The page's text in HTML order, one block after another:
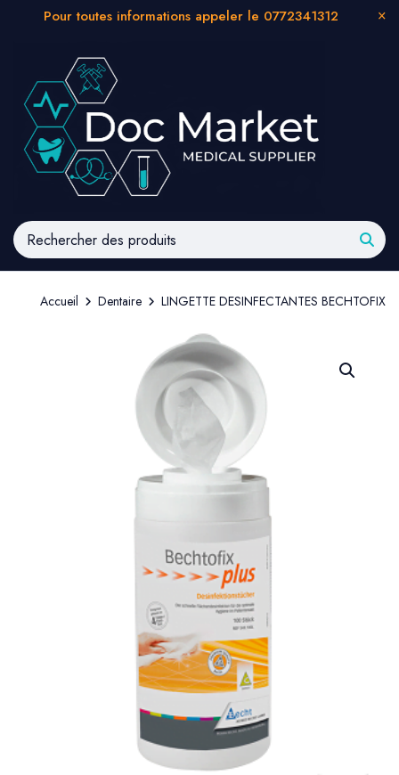
Pour toutes informations appeler le 0772341312
Accueil Dentaire LINGETTE DESINFECTANTES BECHTOFIX